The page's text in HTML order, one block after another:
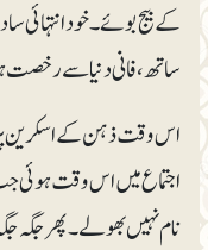
کے بیج بوئے۔ خود انتہائی
ساتھ، فانی دنیا سے
اس وقت ذہن کے اسکرین
نام نہیں بھولے۔ پھر جگہ